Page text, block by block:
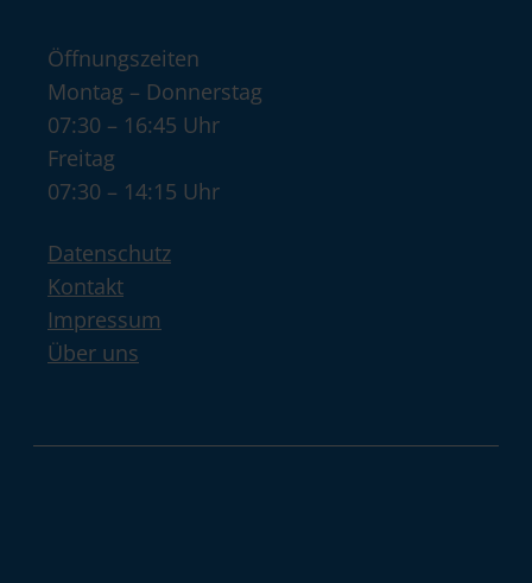
Öffnungszeiten
Montag – Donnerstag
07:30 – 16:45 Uhr
Freitag
07:30 – 14:15 Uhr
Datenschutz
Kontakt
Impressum
Über uns